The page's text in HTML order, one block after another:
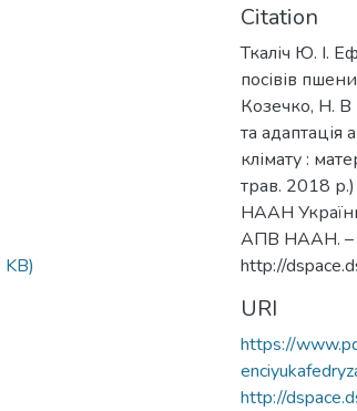
Citation
Ткаліч Ю. І.
посівів
Козечко, Н. В
та
клімату :
трав. 2018
НААН
АПВ НААН. –
http://
URI
https://
http://